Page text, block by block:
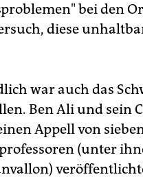
bei den
diese
war auch das
Ben Ali und sein
Appell von
(unter